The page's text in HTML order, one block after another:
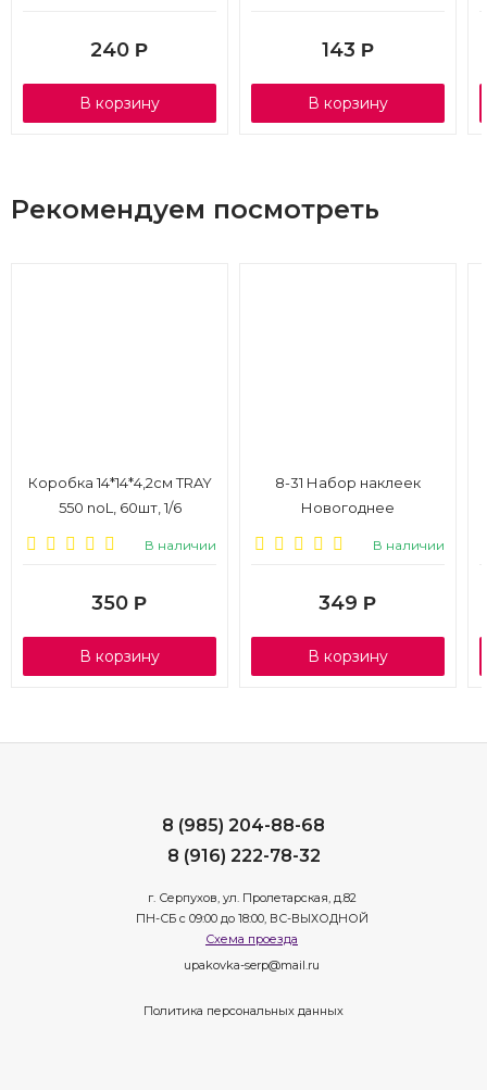
240 Р
В корзину
143 Р
В корзину
Рекомендуем посмотреть
Коробка 14*14*4,2см TRAY
550 noL, 60шт, 1/6
В наличии
350 Р
В корзину
8-31 Набор наклеек
Новогоднее
В наличии
349 Р
В корзину
8 (985) 204-88-68
8 (916) 222-78-32
г. Серпухов, ул. Пролетарская, д.82
ПН-СБ с 09:00 до 18:00, ВС-ВЫХОДНОЙ
Схема проезда
upakovka-serp@mail.ru
Политика персональных данных